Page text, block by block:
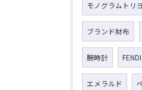
モノグラムトリ
ブランド財布
腕時計 FENDI
エメラルド